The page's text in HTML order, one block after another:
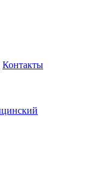
Контакты